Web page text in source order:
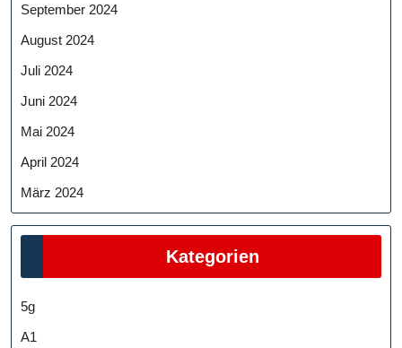
September 2024
August 2024
Juli 2024
Juni 2024
Mai 2024
April 2024
März 2024
Kategorien
5g
A1